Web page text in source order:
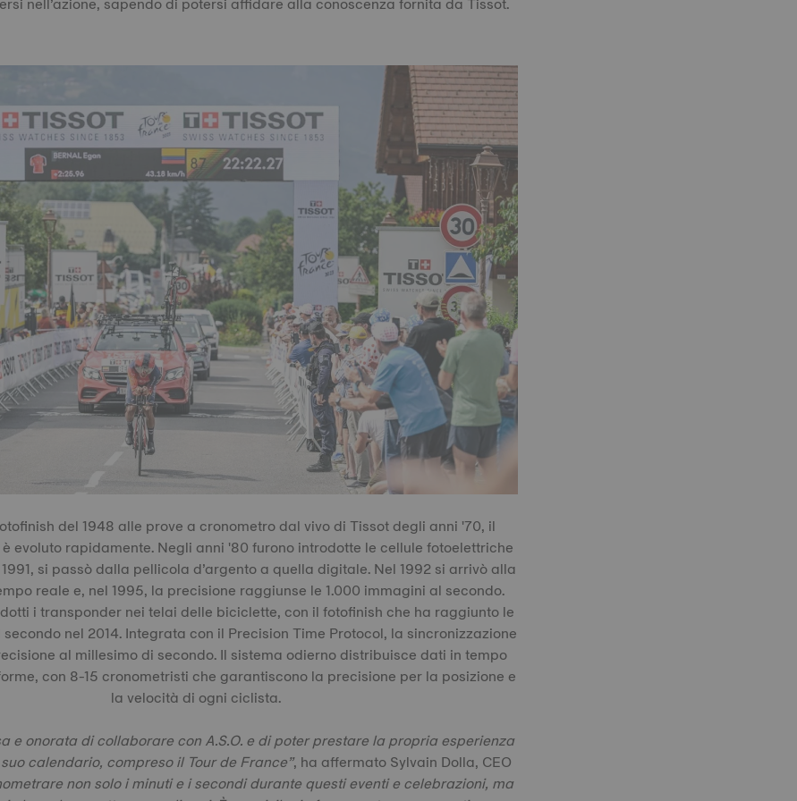
del 1948 alle prove a cronometro dal vivo di Tissot degli anni '70, il
evoluto rapidamente. Negli anni '80 furono introdotte le cellule fotoelettriche
si passò dalla pellicola d’argento a quella digitale. Nel 1992 si arrivò alla
reale e, nel 1995, la precisione raggiunse le 1.000 immagini al secondo.
i transponder nei telai delle biciclette, con il fotofinish che ha raggiunto le
nel 2014. Integrata con il Precision Time Protocol, la sincronizzazione
al millesimo di secondo. Il sistema odierno distribuisce dati in tempo
con 8-15 cronometristi che garantiscono la precisione per la posizione e
la velocità di ogni ciclista.
e onorata di collaborare con A.S.O. e di poter prestare la propria esperienza
calendario, compreso il Tour de France”, ha affermato Sylvain Dolla, CEO
non solo i minuti e i secondi durante questi eventi e celebrazioni, ma